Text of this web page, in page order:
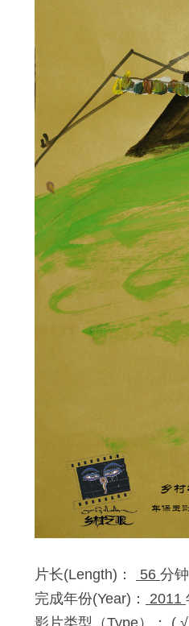
片长(Length)： 56 分钟
完成年份(Year)：
2011
影片类型（Type）： (